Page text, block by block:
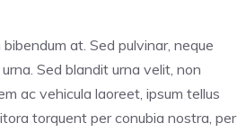
at. Sed pulvinar, neque
Sed blandit urna velit, non
ac vehicula laoreet, ipsum tellus
torquent per conubia nostra, per